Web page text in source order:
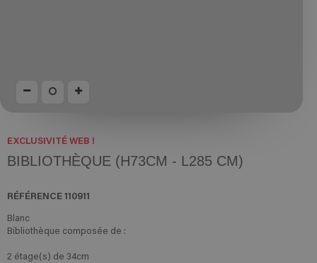
EXCLUSIVITÉ WEB !
BIBLIOTHÈQUE (H73CM - L285 CM)
RÉFÉRENCE110911
Blanc
Bibliothèque composée de :
2 étage(s) de 34cm